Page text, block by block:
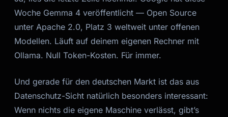
Woche Gemma 4 veröffentlicht — Open Source
unter Apache 2.0, Platz 3 weltweit unter offenen
Modellen. Läuft auf deinem eigenen Rechner mit
Ollama. Null Token-Kosten. Für immer.
Und gerade für den deutschen Markt ist das aus
Datenschutz-Sicht natürlich besonders interessant:
Wenn nichts die eigene Maschine verlässt, gibt’s